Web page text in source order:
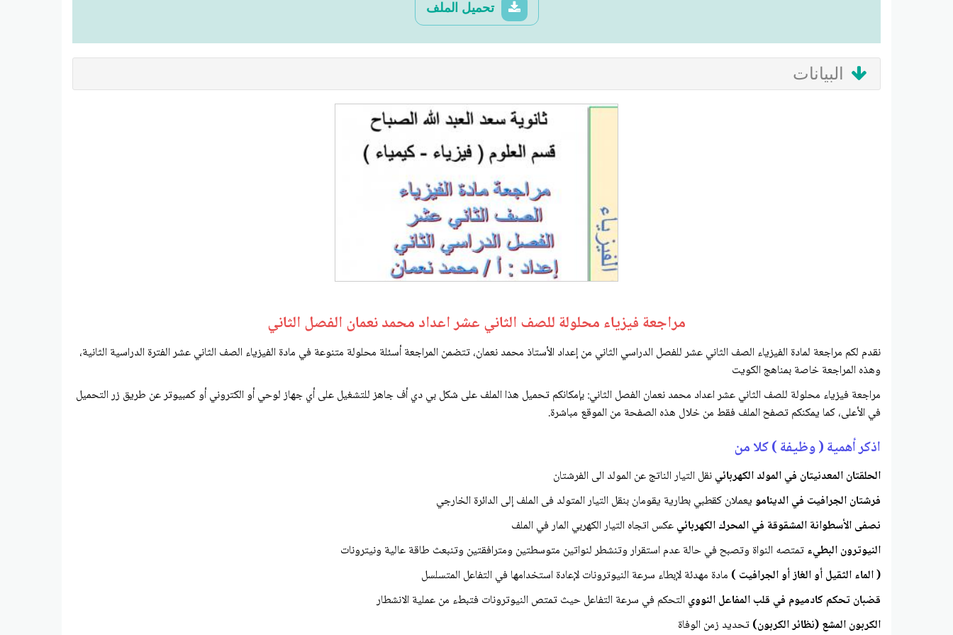
تحميل الملف
البيانات
مراجعة فيزياء محلولة للصف الثاني عشر اعداد محمد نعمان الفصل الثاني
نقدم لكم مراجعة لمادة الفيزياء الصف الثاني عشر للفصل الدراسي الثاني من إعداد الأستاذ محمد نعمان، تتضمن المراجعة أسئلة محلولة متنوعة في مادة الفيزياء الصف الثاني عشر الفترة الدراسية الثانية،
وهذه المراجعة خاصة بمناهج الكويت
مراجعة فيزياء محلولة للصف الثاني عشر اعداد محمد نعمان الفصل الثاني: بإمكانكم تحميل هذا الملف على شكل بي دي أف جاهز للتشغيل على أي جهاز لوحي أو الكتروني أو كمبيوتر عن طريق زر التحميل
في الأعلى، كما يمكنكم تصفح الملف فقط من خلال هذه الصفحة من الموقع مباشرة.
اذكر أهمية ( وظيفة ) كلا من
الحلقتان المعدنيتان في المولد الكهربائينقل التيار الناتج عن المولد الى الفرشتان
فرشتان الجرافيت في الدينامو يعملان كقطبي بطارية يقومان بنقل التيار المتولد فى الملف إلى الدائرة الخارجي
نصفى الأسطوانة المشقوقة في المحرك الكهربائيعكس اتجاه التيار الكهربي المار في الملف
النيوترون البطيءتمتصه النواة وتصبح في حالة عدم استقرار وتنشطر لنواتين متوسطتين ومترافقتين وتنبعث طاقة عالية ونيترونات
( الماء الثقيل أو الغاز أو الجرافيت ) مادة مهدئة لإبطاء سرعة النيوترونات لإعادة استخدامها في التفاعل المتسلسل
قضبان تحكم كادميوم في قلب المفاعل النووي التحكم في سرعة التفاعل حيث تمتص النيوترونات فتبطء من عملية الانشطار
الكربون المشع (نظائر الكربون)تحديد زمن الوفاة